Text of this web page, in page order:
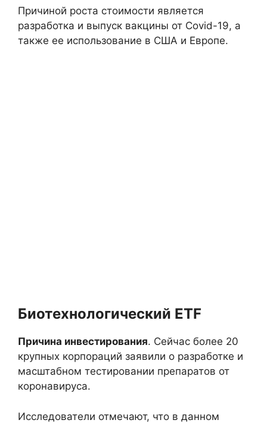
Причиной роста стоимости является
разработка и выпуск вакцины от Covid-19, а
также ее использование в США и Европе.
Биотехнологический ETF
Причина инвестирования. Сейчас более 20
крупных корпораций заявили о разработке и
масштабном тестировании препаратов от
коронавируса.
Исследователи отмечают, что в данном